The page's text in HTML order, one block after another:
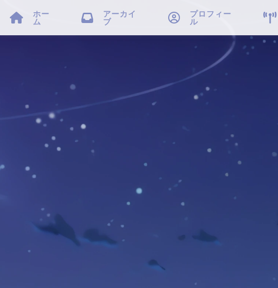

ホー
ム

アーカイ
ブ

プロフィー
ル
